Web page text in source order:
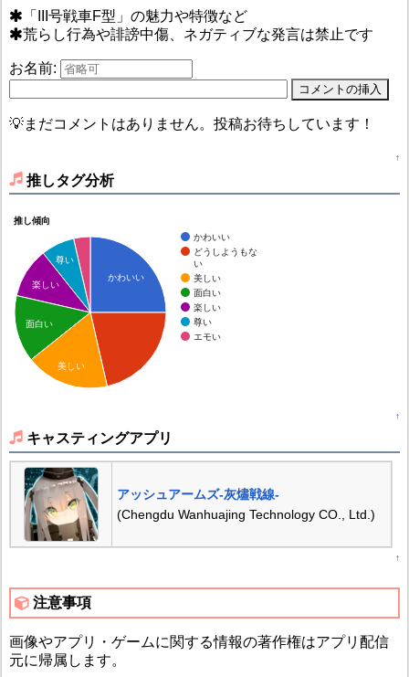
「III号戦車F型」の魅力や特徴など
荒らし行為や誹謗中傷、ネガティブな発言は禁止です
お名前:
💡まだコメントはありません。投稿お待ちしています！
↑
推しタグ分析
推し傾向
かわいい
どうしようもな
い
美しい
面白い
楽しい
尊い
エモい
かわいい
尊い
楽しい
面白い
美しい
↑
キャスティングアプリ
アッシュアームズ‐灰燼戦線‐
(Chengdu Wanhuajing Technology CO., Ltd.)
↑
注意事項
画像やアプリ・ゲームに関する情報の著作権はアプリ配信
元に帰属します。